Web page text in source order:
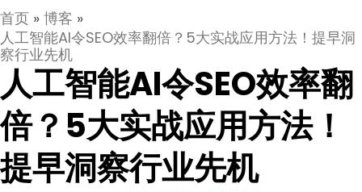
首页 » 博客 »
人工智能AI令SEO效率翻倍？5大实战应用方法！提早洞
察行业先机
人工智能AI令SEO效率翻
倍？5大实战应用方法！
提早洞察行业先机